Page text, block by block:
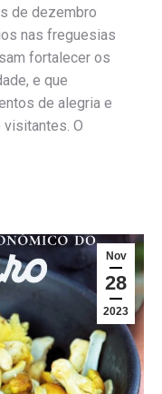
de dezembro
nas freguesias
fortalecer os
e que
de alegria e
O
Nov
28
2023